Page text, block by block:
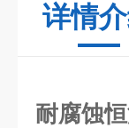
详情
耐腐蚀